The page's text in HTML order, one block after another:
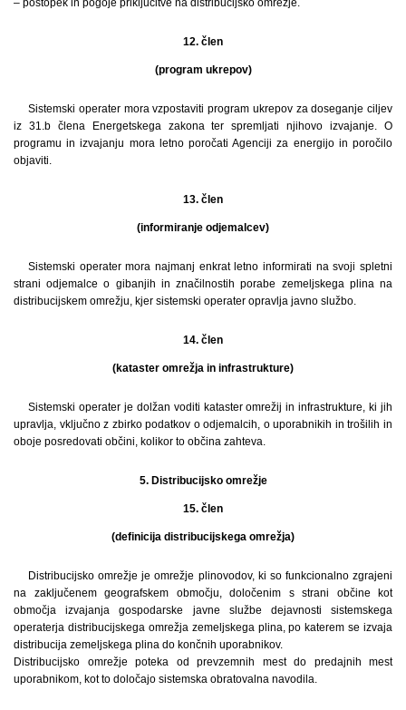
12. člen
(program ukrepov)
Sistemski operater mora vzpostaviti program ukrepov za doseganje ciljev
iz 31.b člena Energetskega zakona ter spremljati njihovo izvajanje. O
programu in izvajanju mora letno poročati Agenciji za energijo in poročilo
objaviti.
13. člen
(informiranje odjemalcev)
Sistemski operater mora najmanj enkrat letno informirati na svoji spletni
strani odjemalce o gibanjih in značilnostih porabe zemeljskega plina na
distribucijskem omrežju, kjer sistemski operater opravlja javno službo.
14. člen
(kataster omrežja in infrastrukture)
Sistemski operater je dolžan voditi kataster omrežij in infrastrukture, ki jih
upravlja, vključno z zbirko podatkov o odjemalcih, o uporabnikih in trošilih in
oboje posredovati občini, kolikor to občina zahteva.
5. Distribucijsko omrežje
15. člen
(definicija distribucijskega omrežja)
Distribucijsko omrežje je omrežje plinovodov, ki so funkcionalno zgrajeni
na zaključenem geografskem območju, določenim s strani občine kot
območja izvajanja gospodarske javne službe dejavnosti sistemskega
operaterja distribucijskega omrežja zemeljskega plina, po katerem se izvaja
distribucija zemeljskega plina do končnih uporabnikov.
Distribucijsko omrežje poteka od prevzemnih mest do predajnih mest
uporabnikom, kot to določajo sistemska obratovalna navodila.